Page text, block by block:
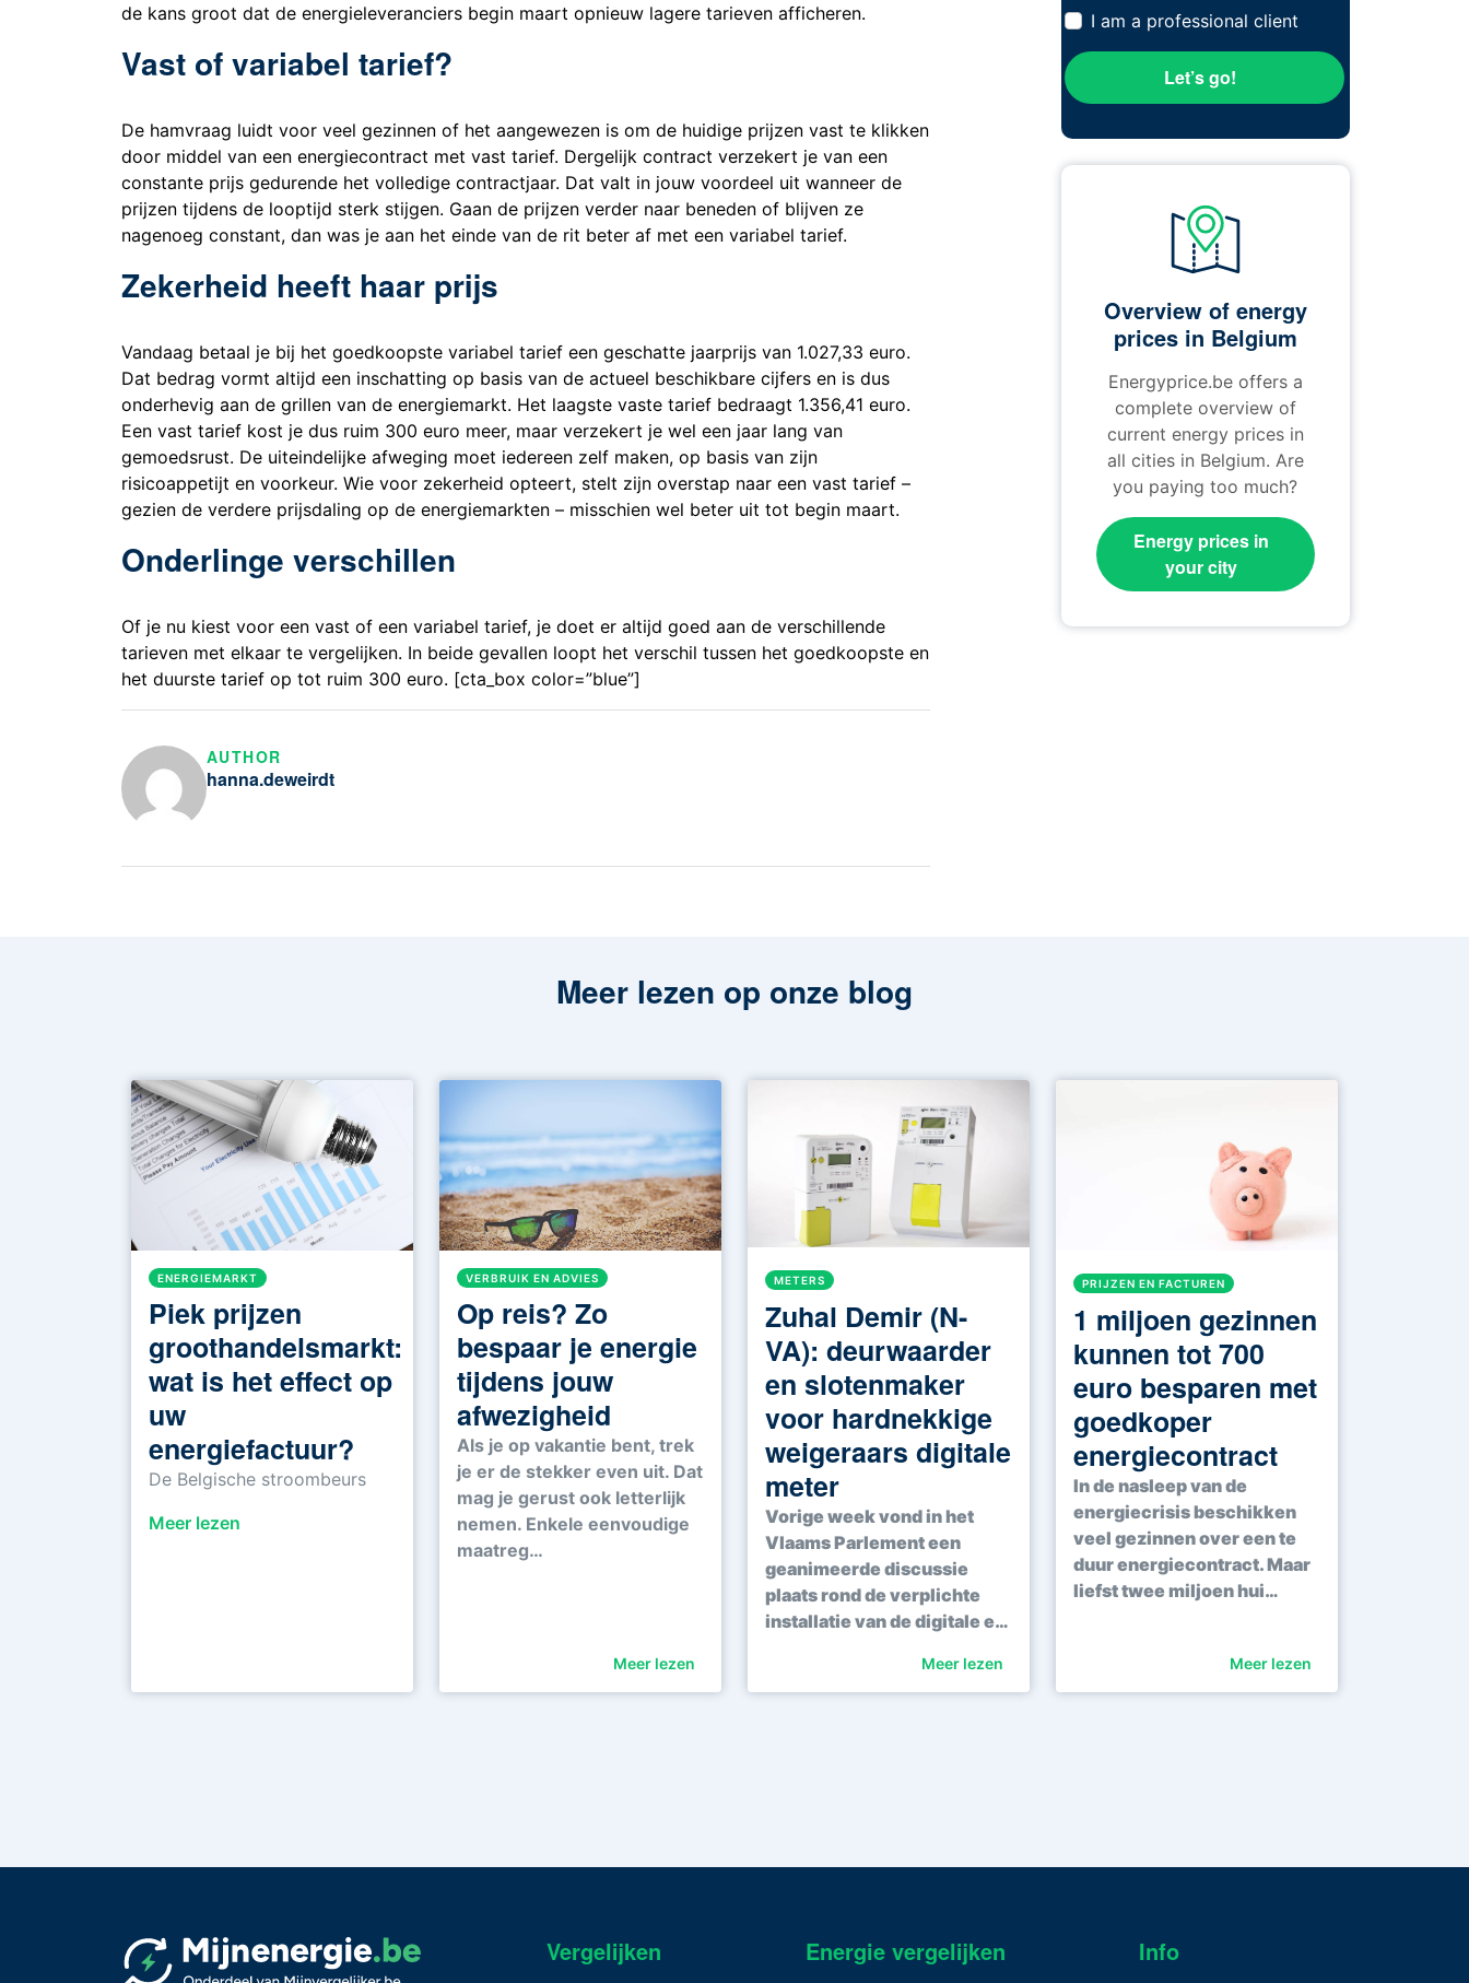
de kans groot dat de energieleveranciers begin maart opnieuw lagere tarieven afficheren.
Vast of variabel tarief?
De hamvraag luidt voor veel gezinnen of het aangewezen is om de huidige prijzen vast te klikken
door middel van een energiecontract met vast tarief. Dergelijk contract verzekert je van een
constante prijs gedurende het volledige contractjaar. Dat valt in jouw voordeel uit wanneer de
prijzen tijdens de looptijd sterk stijgen. Gaan de prijzen verder naar beneden of blijven ze
nagenoeg constant, dan was je aan het einde van de rit beter af met een variabel tarief.
Zekerheid heeft haar prijs
Vandaag betaal je bij het goedkoopste variabel tarief een geschatte jaarprijs van 1.027,33 euro.
Dat bedrag vormt altijd een inschatting op basis van de actueel beschikbare cijfers en is dus
onderhevig aan de grillen van de energiemarkt. Het laagste vaste tarief bedraagt 1.356,41 euro.
Een vast tarief kost je dus ruim 300 euro meer, maar verzekert je wel een jaar lang van
gemoedsrust. De uiteindelijke afweging moet iedereen zelf maken, op basis van zijn
risicoappetijt en voorkeur. Wie voor zekerheid opteert, stelt zijn overstap naar een vast tarief –
gezien de verdere prijsdaling op de energiemarkten – misschien wel beter uit tot begin maart.
Onderlinge verschillen
Of je nu kiest voor een vast of een variabel tarief, je doet er altijd goed aan de verschillende
tarieven met elkaar te vergelijken. In beide gevallen loopt het verschil tussen het goedkoopste en
het duurste tarief op tot ruim 300 euro. [cta_box color=”blue”]
AUTHOR
hanna.deweirdt
I am a professional client
Let’s go!
Overview of energy
prices in Belgium
Energyprice.be offers a
complete overview of
current energy prices in
all cities in Belgium. Are
you paying too much?
Energy prices in
your city
Meer lezen op onze blog
ENERGIEMARKT
Piek prijzen
groothandelsmarkt:
wat is het effect op
uw
energiefactuur?
De Belgische stroombeurs
Meer lezen
VERBRUIK EN ADVIES
Op reis? Zo
bespaar je energie
tijdens jouw
afwezigheid
Als je op vakantie bent, trek
je er de stekker even uit. Dat
mag je gerust ook letterlijk
nemen. Enkele eenvoudige
maatreg…
Meer lezen
METERS
Zuhal Demir (N-
VA): deurwaarder
en slotenmaker
voor hardnekkige
weigeraars digitale
meter
Vorige week vond in het
Vlaams Parlement een
geanimeerde discussie
plaats rond de verplichte
installatie van de digitale e…
Meer lezen
PRIJZEN EN FACTUREN
1 miljoen gezinnen
kunnen tot 700
euro besparen met
goedkoper
energiecontract
In de nasleep van de
energiecrisis beschikken
veel gezinnen over een te
duur energiecontract. Maar
liefst twee miljoen hui…
Meer lezen
Vergelijken Energie vergelijken Info